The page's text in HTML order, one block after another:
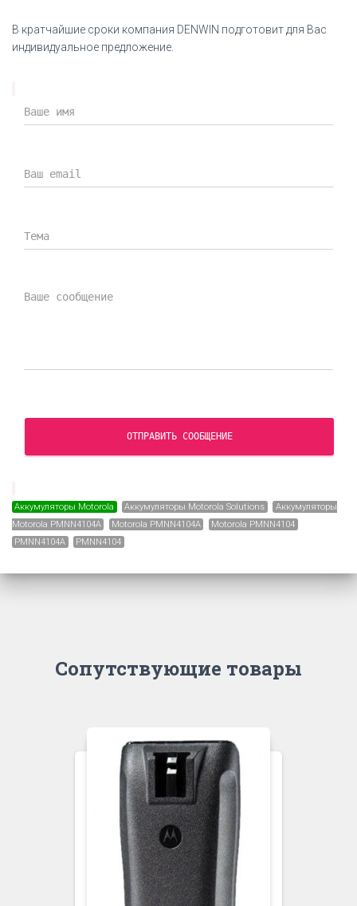
В кратчайшие сроки компания DENWIN подготовит для Вас
индивидуальное предложение.
ОТПРАВИТЬ СООБЩЕНИЕ
Аккумуляторы Motorola Аккумуляторы Motorola Solutions
Аккумуляторы
Motorola PMNN4104A
Motorola PMNN4104A
Motorola PMNN4104
PMNN4104A
PMNN4104
Сопутствующие товары